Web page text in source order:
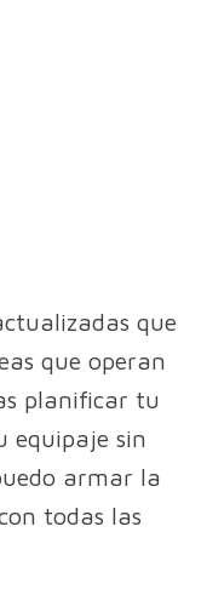
que
que operan
planificar tu
equipaje sin
armar la
todas las